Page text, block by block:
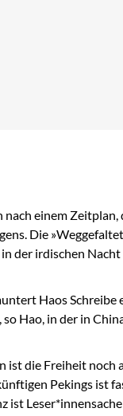
einem
Die
der irdischen
Haos Schreibe
Hao, in der in
ist die Freiheit
Pekings ist
ist